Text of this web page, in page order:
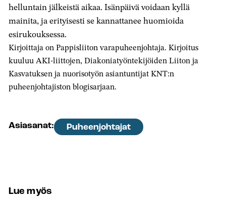
helluntain jälkeistä aikaa. Isänpäivä voidaan kyllä
mainita, ja erityisesti se kannattanee huomioida
esirukouksessa.
Kirjoittaja on Pappisliiton varapuheenjohtaja. Kirjoitus
kuuluu AKI-liittojen, Diakoniatyöntekijöiden Liiton ja
Kasvatuksen ja nuorisotyön asiantuntijat KNT:n
puheenjohtajiston blogisarjaan.
Asiasanat: Puheenjohtajat
Lue myös